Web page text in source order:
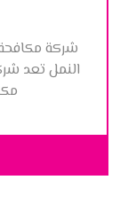
النمل تعد